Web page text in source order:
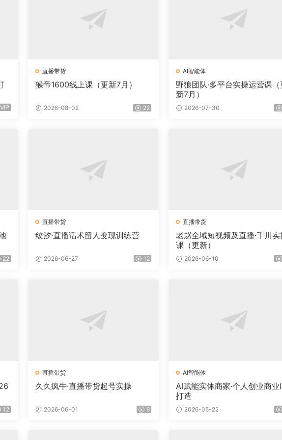
VIP
直播带货
猴帝1600线上课（更新7月）
2026-08-02 22
AI智能体
野狼团队·多平台实操运营课
新7月）
2026-07-30
22
直播带货
纹汐·直播话术留人变现训练营
2026-06-27 12
直播带货
老赵全域短视频及直播·千川
课（更新）
2026-06-10
12
直播带货
久久疯牛·直播带货起号实操
2026-06-01 8
AI智能体
AI赋能实体商家·个人创业商业
打造
2026-05-22